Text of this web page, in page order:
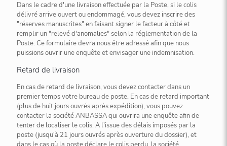
Dans le cadre d'une livraison effectuée par la Poste, si le colis
délivré arrive ouvert ou endommagé, vous devez inscrire des
"réserves manuscrites" en faisant signer le facteur à côté et
remplir un "relevé d'anomalies" selon la réglementation de la
Poste. Ce formulaire devra nous être adressé afin que nous
puissions ouvrir une enquête et envisager une indemnisation.
Retard de livraison
En cas de retard de livraison, vous devez contacter dans un
premier temps votre bureau de poste. En cas de retard important
(plus de huit jours ouvrés après expédition), vous pouvez
contacter la société ANBASSA qui ouvrira une enquête afin de
tenter de localiser le colis. A l'issue des délais imposés par la
poste (jusqu'à 21 jours ouvrés après ouverture du dossier), et